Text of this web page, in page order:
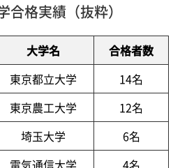
合格実績（抜粋）
大学名
合格者数
東京都立大学
14名
東京農工大学
12名
埼玉大学
6名
電気通信大学
4名